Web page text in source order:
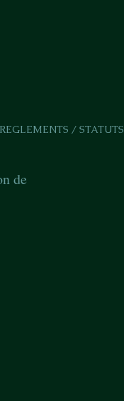
REGLEMENTS / STATUTS
de